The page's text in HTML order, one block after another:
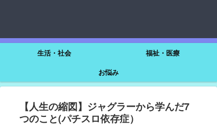
生活・社会
福祉・医療
お悩み
【人生の縮図】ジャグラーから学んだ7
つのこと(パチスロ依存症）